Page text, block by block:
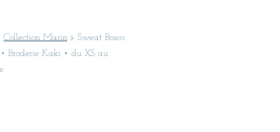
Collection Marin
Sweat Bosco
Broderie Kaki • du XS au